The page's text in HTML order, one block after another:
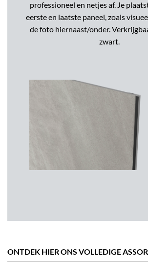
professioneel en netjes af. Je
eerste en laatste paneel, zoals
de foto hiernaast/onder.
zwart.
ONTDEK HIER ONS VOLLEDIGE